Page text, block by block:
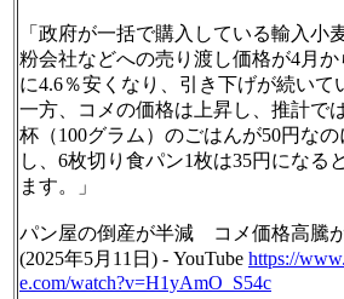
「政府が一括で購入している輸入小
粉会社などへの売り渡し価格が4月か
に4.6％安くなり、引き下げが続いて
一方、コメの価格は上昇し、推計で
杯（100グラム）のごはんが50円なの
し、6枚切り食パン1枚は35円になる
ます。」
パン屋の倒産が半減 コメ価格高騰
(2025年5月11日) - YouTube https://
e.com/watch?v=H1yAmO_S54c